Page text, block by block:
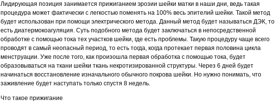
Лидирующая позиция занимается прижиганием эрозии шейки матки в наши дни, ведь такая
процедура может фактически с легкостью поменять на 100% весь эпителий шейки. Такой метод
будет использован при помощи электрического метода. Данный метод будет называться ДЭК, то
есть диатермокоагуляция. Суть подобного метода будет заключаться в непосредственной
обработке с помощью тока тех участков шейки, где есть проблемы. Такую процедуру чаще всего
проводят в самый неопасный период, то есть тогда, когда протекает первая половина цикла
менструации. Уже после того, как произошла первая обработка с помощью тока, будет
образовываться на ткани шейки ткань некротизированной структуры. Через 6 дней будет
начинаться восстановление изначального обычного покрова шейки. Но нужно понимать, что
заживление будет наступать только спустя 8 недель.
Что такое прижигание